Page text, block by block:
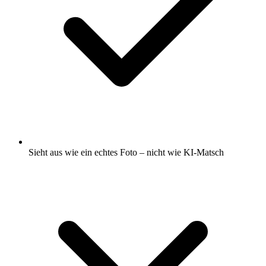
Sieht aus wie ein echtes Foto – nicht wie KI-Matsch